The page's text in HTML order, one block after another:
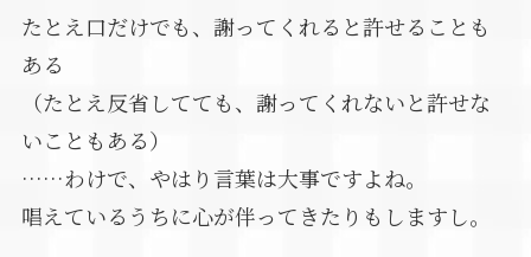
たとえ口だけでも、謝ってくれると許せることも
ある
（たとえ反省してても、謝ってくれないと許せな
いこともある）
……わけで、やはり言葉は大事ですよね。
唱えているうちに心が伴ってきたりもしますし。